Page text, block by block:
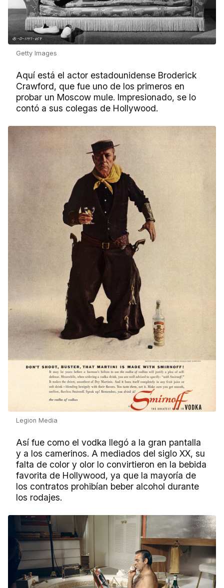
Getty Images
Aquí está el actor estadounidense Broderick
Crawford, que fue uno de los primeros en
probar un Moscow mule. Impresionado, se lo
contó a sus colegas de Hollywood.
Legion Media
Así fue como el vodka llegó a la gran pantalla
y a los camerinos. A mediados del siglo XX, su
falta de color y olor lo convirtieron en la bebida
favorita de Hollywood, ya que la mayoría de
los contratos prohibían beber alcohol durante
los rodajes.